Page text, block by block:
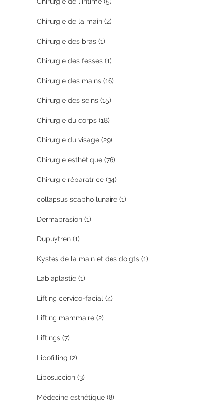
Chirurgie de la main (2)
Chirurgie des bras (1)
Chirurgie des fesses (1)
Chirurgie des mains (16)
Chirurgie des seins (15)
Chirurgie du corps (18)
Chirurgie du visage (29)
Chirurgie esthétique (76)
Chirurgie réparatrice (34)
collapsus scapho lunaire (1)
Dermabrasion (1)
Dupuytren (1)
Kystes de la main et des doigts (1)
Labiaplastie (1)
Lifting cervico-facial (4)
Lifting mammaire (2)
Liftings (7)
Lipofilling (2)
Liposuccion (3)
Médecine esthétique (8)